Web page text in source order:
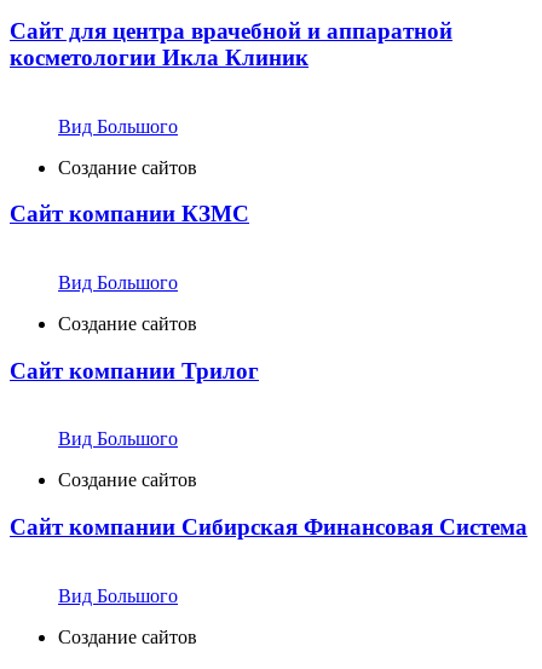
Сайт для центра врачебной и аппаратной
косметологии Икла Клиник
Вид Большого
Создание сайтов
Сайт компании КЗМС
Вид Большого
Создание сайтов
Сайт компании Трилог
Вид Большого
Создание сайтов
Сайт компании Сибирская Финансовая Система
Вид Большого
Создание сайтов